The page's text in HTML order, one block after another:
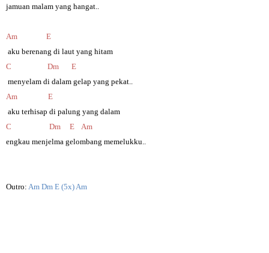
jamuan malam yang hangat..
Am E
aku berenang di laut yang hitam
C Dm E
menyelam di dalam gelap yang pekat..
Am E
aku terhisap di palung yang dalam
C Dm E Am
engkau menjelma gelombang memelukku..
Outro: Am Dm E (5x) Am